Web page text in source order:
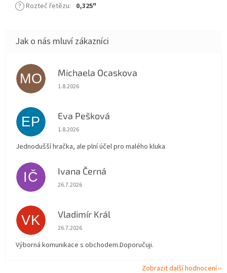
? Rozteč řetězu: 0,325"
MO Michaela Ocaskova
Hodnocení obchodu je 5 z 5 hvězdiček.
1.8.2026
EP Eva Pešková
Hodnocení obchodu je 5 z 5 hvězdiček.
1.8.2026
Jednodušší hračka, ale plní účel pro malého kluka
IČ Ivana Černá
Hodnocení obchodu je 5 z 5 hvězdiček.
26.7.2026
VK Vladimír Král
Hodnocení obchodu je 5 z 5 hvězdiček.
26.7.2026
Výborná komunikace s obchodem.Doporučuji.
Zobrazit další hodnocení